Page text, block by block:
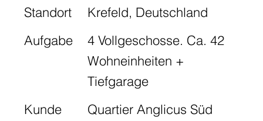
Standort
Krefeld, Deutschland
Aufgabe
4 Vollgeschosse. Ca. 42
Wohneinheiten +
Tiefgarage
Kunde
Quartier Anglicus Süd